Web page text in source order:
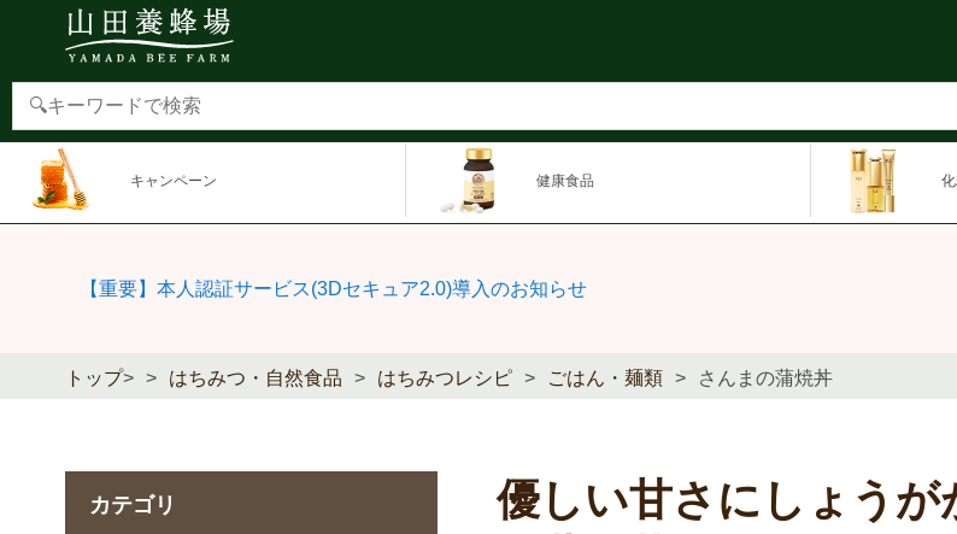
キャンペーン 健康食品
【重要】本人認証サービス(3Dセキュア2.0)導入のお知らせ
トップ> はちみつ・自然食品 はちみつレシピ ごはん・麺類 さんまの蒲焼丼
優しい甘さにしょう
カテゴリ